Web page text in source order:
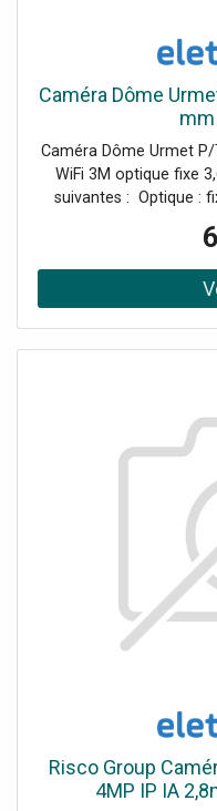
Caméra Dôme
Caméra Dôme Urmet
WiFi 3M optique fixe
suivantes : Optique :
mètres) Antenne
haut-parleur intégrés
(mémoire non incluse)
Risco Group
4MP IP IA